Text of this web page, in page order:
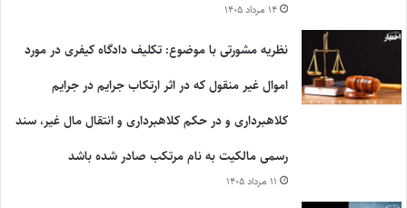
۱۴ مرداد ۱۴۰۵
نظریه مشورتی با موضوع: تکلیف دادگاه کیفری در مورد
اموال غیر منقول که در اثر ارتکاب جرایم در جرایم
کلاهبرداری و در حکم کلاهبرداری و انتقال مال غیر، سند
رسمی مالکیت به نام مرتکب صادر شده باشد
۱۱ مرداد ۱۴۰۵